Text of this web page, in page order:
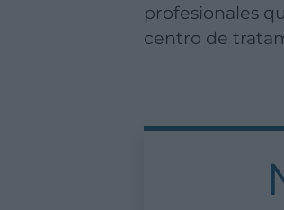
profesionales
centro de